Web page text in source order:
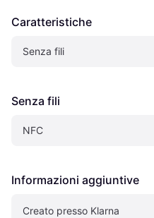
Caratteristiche
Senza fili
Senza fili
NFC
Informazioni aggiuntive
Creato presso Klarna